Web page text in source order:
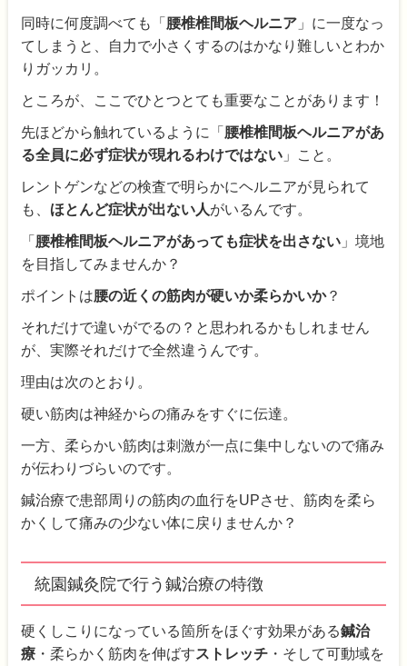
同時に何度調べても「 腰椎椎間板ヘルニア 」に一度なっ
てしまうと、自力で小さくするのはかなり難しいとわか
りガッカリ。
ところが、ここでひとつとても重要なことがあります！
先ほどから触れているように「 腰椎椎間板ヘルニアがあ
る全員に必ず症状が現れるわけではない 」こと。
レントゲンなどの検査で明らかにヘルニアが見られて
も、 ほとんど症状が出ない人がいるんです。
「 腰椎椎間板ヘルニアがあっても症状を出さない 」境地
を目指してみませんか？
ポイントは腰の近くの筋肉が硬いか柔らかいか？
それだけで違いがでるの？と思われるかもしれません
が、実際それだけで全然違うんです。
理由は次のとおり。
硬い筋肉は神経からの痛みをすぐに伝達。
一方、柔らかい筋肉は刺激が一点に集中しないので痛み
が伝わりづらいのです。
鍼治療で患部周りの筋肉の血行をUPさせ、筋肉を柔ら
かくして痛みの少ない体に戻りませんか？
統園鍼灸院で行う鍼治療の特徴
硬くしこりになっている箇所をほぐす効果がある鍼治
療 ・柔らかく筋肉を伸ばすストレッチ ・そして可動域を